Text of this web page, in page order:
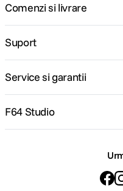
Comenzi si livrare
Suport
Service si garantii
F64 Studio